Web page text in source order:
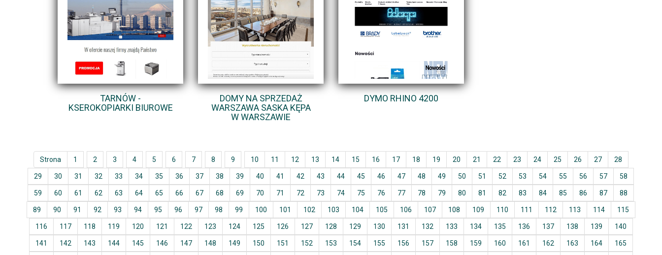
TARNÓW -
KSEROKOPIARKI BIUROWE
DOMY NA SPRZEDAŻ
WARSZAWA SASKA KĘPA
W WARSZAWIE
DYMO RHINO 4200
Strona 1 2 3 4 5 6 7 8 9 10 11 12 13 14 15 16 17 18 19 20 21 22 23 24 25 26 27 28
29 30 31 32 33 34 35 36 37 38 39 40 41 42 43 44 45 46 47 48 49 50 51 52 53 54 55 56 57 58
59 60 61 62 63 64 65 66 67 68 69 70 71 72 73 74 75 76 77 78 79 80 81 82 83 84 85 86 87 88
89 90 91 92 93 94 95 96 97 98 99 100 101 102 103 104 105 106 107 108 109 110 111 112 113 114 115
116 117 118 119 120 121 122 123 124 125 126 127 128 129 130 131 132 133 134 135 136 137 138 139 140
141 142 143 144 145 146 147 148 149 150 151 152 153 154 155 156 157 158 159 160 161 162 163 164 165